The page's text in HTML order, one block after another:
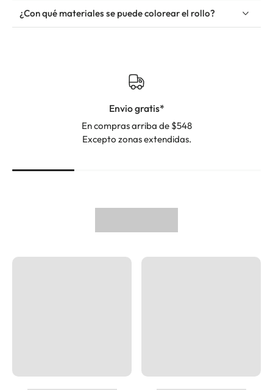
¿Con qué materiales se puede colorear el rollo?
Envio gratis*
En compras arriba de $548
Excepto zonas extendidas.